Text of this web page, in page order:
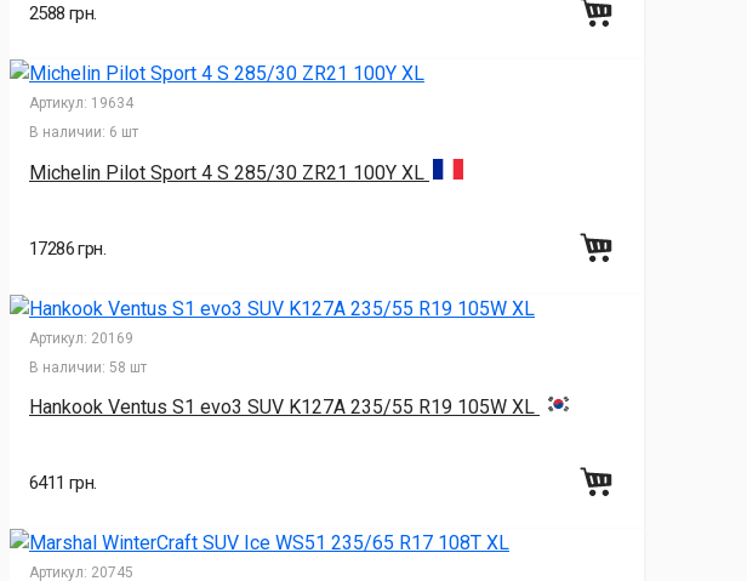
2588 грн.
Артикул: 19634
В наличии: 6 шт
Michelin Pilot Sport 4 S 285/30 ZR21 100Y XL
17286 грн.
Артикул: 20169
В наличии: 58 шт
Hankook Ventus S1 evo3 SUV K127A 235/55 R19 105W XL
6411 грн.
Артикул: 20745